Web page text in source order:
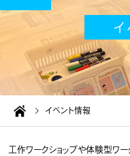
イベント情報
工作ワークショップや体験型ワー